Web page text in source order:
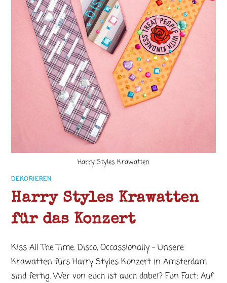
Harry Styles Krawatten
DEKORIEREN
Harry Styles Krawatten
für das Konzert
Kiss All The Time. Disco, Occassionally - Unsere
Krawatten fürs Harry Styles Konzert in Amsterdam
sind fertig. Wer von euch ist auch dabei? Fun Fact: Auf